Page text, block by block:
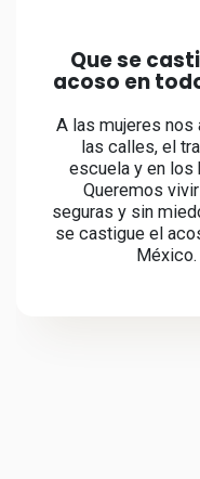
Que se
acoso en
A las mujeres nos
las calles, el
escuela y en los
Queremos
seguras y sin
se castigue el
México.